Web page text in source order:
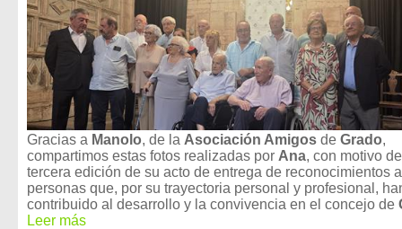
Gracias a Manolo, de la Asociación Amigos de Grado,
compartimos estas fotos realizadas por Ana, con motivo
tercera edición de su acto de entrega de reconocimientos a
personas que, por su trayectoria personal y profesional,
contribuido al desarrollo y la convivencia en el concejo de
Leer más